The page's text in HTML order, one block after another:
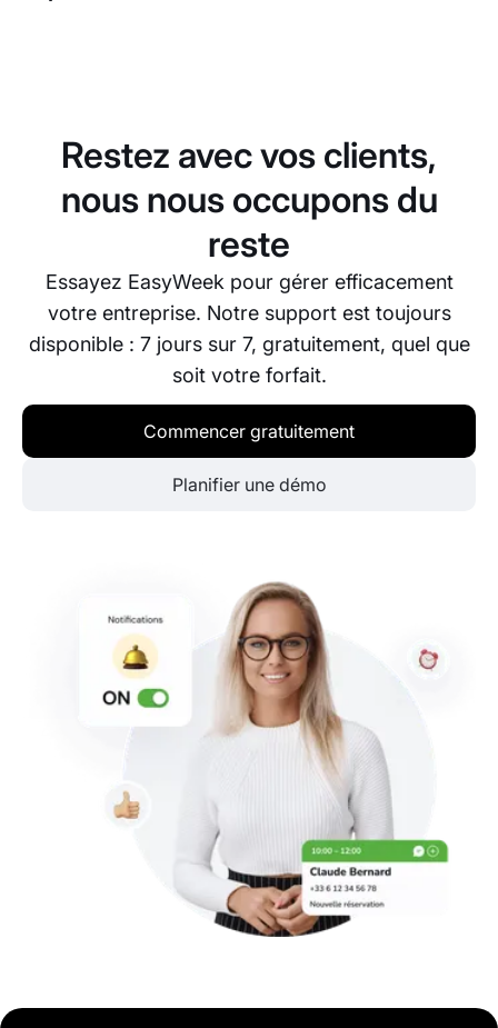
Restez avec vos clients,
nous nous occupons du
reste
Essayez EasyWeek pour gérer efficacement
votre entreprise. Notre support est toujours
disponible : 7 jours sur 7, gratuitement, quel que
soit votre forfait.
Commencer gratuitement
Planifier une démo